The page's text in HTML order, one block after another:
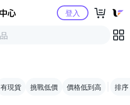
Yahoo購物中心登入
有現貨 挑戰低價 價格低到高 排序